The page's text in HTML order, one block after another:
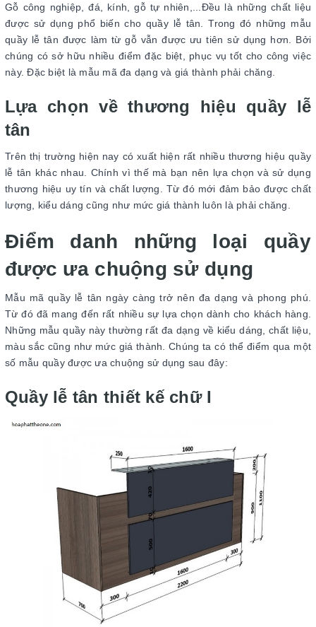
Gỗ công nghiệp, đá, kính, gỗ tự nhiên,...Đều là những chất liệu
được sử dụng phổ biến cho quầy lễ tân. Trong đó những mẫu
quầy lễ tân được làm từ gỗ vẫn được ưu tiên sử dụng hơn. Bởi
chúng có sở hữu nhiều điểm đặc biệt, phục vụ tốt cho công việc
này. Đặc biệt là mẫu mã đa dạng và giá thành phải chăng.
Lựa chọn về thương hiệu quầy lễ
tân
Trên thị trường hiện nay có xuất hiện rất nhiều thương hiệu quầy
lễ tân khác nhau. Chính vì thế mà bạn nên lựa chọn và sử dụng
thương hiệu uy tín và chất lượng. Từ đó mới đảm bảo được chất
lượng, kiểu dáng cũng như mức giá thành luôn là phải chăng.
Điểm danh những loại quầy
được ưa chuộng sử dụng
Mẫu mã quầy lễ tân ngày càng trở nên đa dạng và phong phú.
Từ đó đã mang đến rất nhiều sự lựa chọn dành cho khách hàng.
Những mẫu quầy này thường rất đa dạng về kiểu dáng, chất liệu,
màu sắc cũng như mức giá thành. Chúng ta có thể điểm qua một
số mẫu quầy được ưa chuộng sử dụng sau đây:
Quầy lễ tân thiết kế chữ I